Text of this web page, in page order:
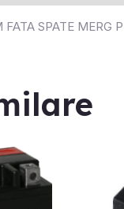
SPATE MERG